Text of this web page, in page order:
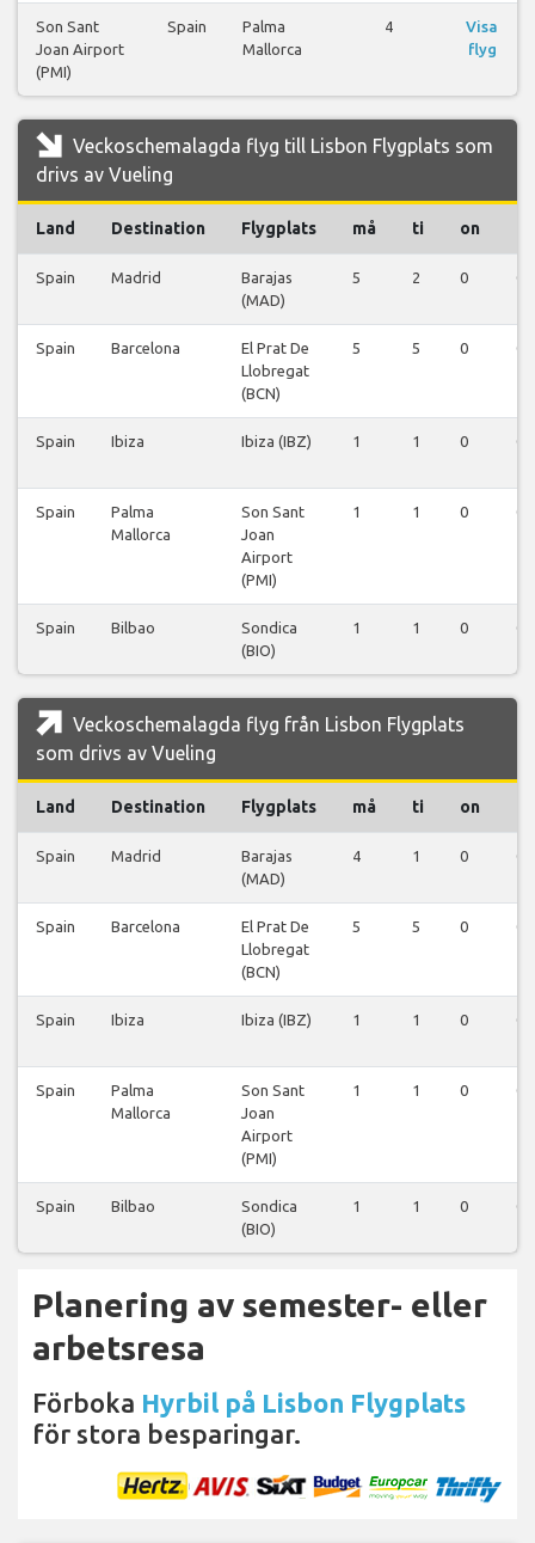
Son Sant
Joan Airport
(PMI)
Spain
Palma
Mallorca
4
Visa
flyg
Veckoschemalagda flyg till Lisbon Flygplats som
drivs av Vueling
Land Destination Flygplats må ti on
Spain Madrid
Barajas
(MAD)
5 2 0 0
Spain Barcelona
El Prat De
Llobregat
(BCN)
5 5 0 0
Spain Ibiza Ibiza (IBZ) 1 1 0 0
Spain
Palma
Mallorca
Son Sant
Joan
Airport
(PMI)
1 1 0 0
Spain Bilbao
Sondica
(BIO)
1 1 0 0
Veckoschemalagda flyg från Lisbon Flygplats
som drivs av Vueling
Land Destination Flygplats må ti on
Spain Madrid
Barajas
(MAD)
4 1 0 0
Spain Barcelona
El Prat De
Llobregat
(BCN)
5 5 0 0
Spain Ibiza Ibiza (IBZ) 1 1 0 0
Spain
Palma
Mallorca
Son Sant
Joan
Airport
(PMI)
1 1 0 0
Spain Bilbao
Sondica
(BIO)
1 1 0 0
Planering av semester- eller
arbetsresa
Förboka Hyrbil på Lisbon Flygplats
för stora besparingar.